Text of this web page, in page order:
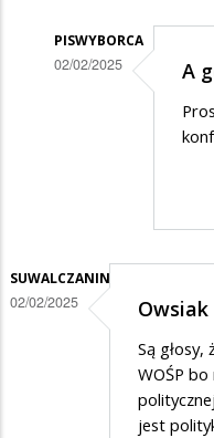
PISWYBORCA
02/02/2025
odpowiedzi
...........
A
SUWALCZANIN
02/02/2025
Są
WOŚP
jest